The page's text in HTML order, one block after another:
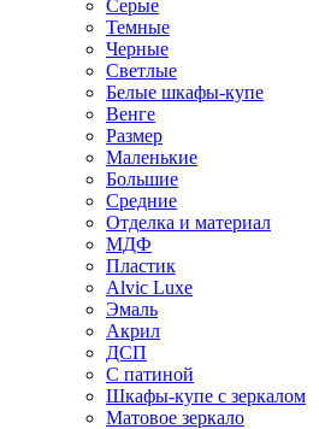
Серые
Темные
Черные
Светлые
Белые шкафы-купе
Венге
Размер
Маленькие
Большие
Средние
Отделка и материал
МДФ
Пластик
Alvic Luxe
Эмаль
Акрил
ДСП
С патиной
Шкафы-купе с зеркалом
Матовое зеркало